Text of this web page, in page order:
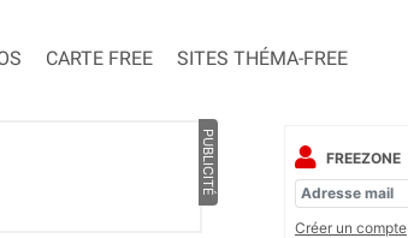
CARTE FREE SITES THÉMA-FREE
PUBLICITÉ
FREEZONE
Créer un compte